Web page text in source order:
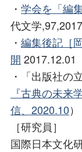
・ 学会を「編
代文学
・ 編集後記［
開 2017.12.01
・「出版社の
『古典の未
信、2020.10）
［研究員］
国際日本文化